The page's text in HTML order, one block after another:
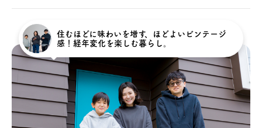
キャンペーン
SDGs
プライバシーポリシー
住むほどに味わいを増す、ほどよいビンテージ
感！経年変化を楽しむ暮らし。